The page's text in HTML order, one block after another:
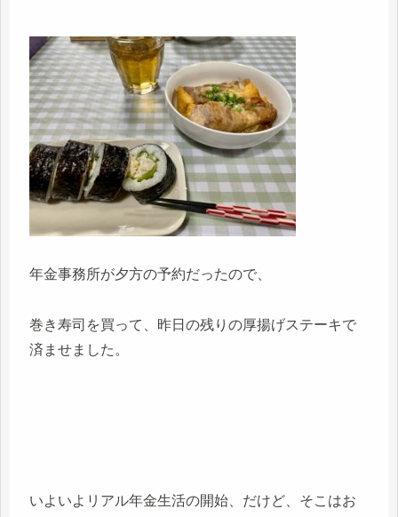
年金事務所が夕方の予約だったので、
巻き寿司を買って、昨日の残りの厚揚げステーキで
済ませました。
いよいよリアル年金生活の開始、だけど、そこはお